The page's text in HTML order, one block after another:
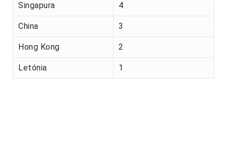
Singapura 4
China 3
Hong Kong 2
Letónia 1